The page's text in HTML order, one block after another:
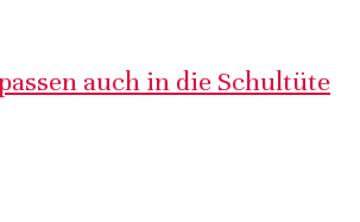
auch in die Schultüte